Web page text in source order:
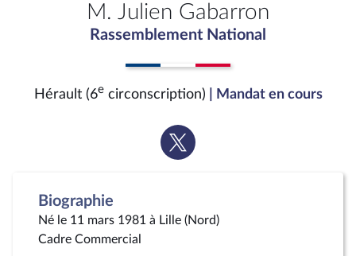
M. Julien Gabarron
Rassemblement National
Hérault (6ecirconscription) | Mandat en cours
Voir
la
Biographie
Né le 11 mars 1981 à Lille (Nord)
Cadre Commercial